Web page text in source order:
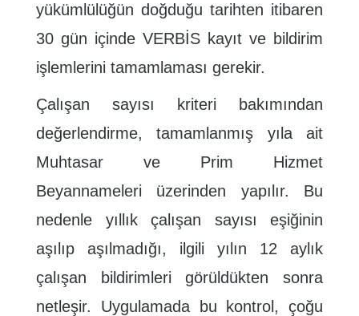
yükümlülüğün doğduğu tarihten itibaren
30 gün içinde VERBİS kayıt ve bildirim
işlemlerini tamamlaması gerekir.
Çalışan sayısı kriteri bakımından
değerlendirme, tamamlanmış yıla ait
Muhtasar ve Prim Hizmet
Beyannameleri üzerinden yapılır. Bu
nedenle yıllık çalışan sayısı eşiğinin
aşılıp aşılmadığı, ilgili yılın 12 aylık
çalışan bildirimleri görüldükten sonra
netleşir. Uygulamada bu kontrol, çoğu